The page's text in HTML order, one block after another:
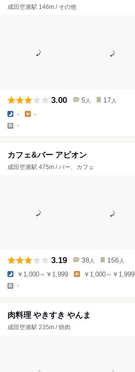
成田空港駅 146m / その他
3.00 5 人 17 人
- -
-
カフェ&バー アビオン
成田空港駅 475m / バー、カフェ
3.19 38 人 156 人
￥1,000～￥1,999 ￥1,000～￥1,999
-
肉料理 やきすき やんま
成田空港駅 235m / 焼肉